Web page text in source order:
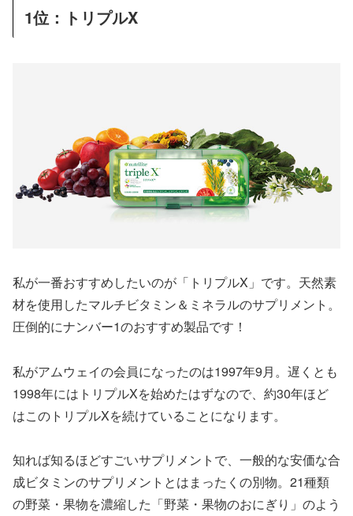
1位：トリプルX
私が一番おすすめしたいのが「トリプルX」です。天然素
材を使用したマルチビタミン＆ミネラルのサプリメント。
圧倒的にナンバー1のおすすめ製品です！
私がアムウェイの会員になったのは1997年9月。遅くとも
1998年にはトリプルXを始めたはずなので、約30年ほど
はこのトリプルXを続けていることになります。
知れば知るほどすごいサプリメントで、一般的な安価な合
成ビタミンのサプリメントとはまったくの別物。21種類
の野菜・果物を濃縮した「野菜・果物のおにぎり」のよう